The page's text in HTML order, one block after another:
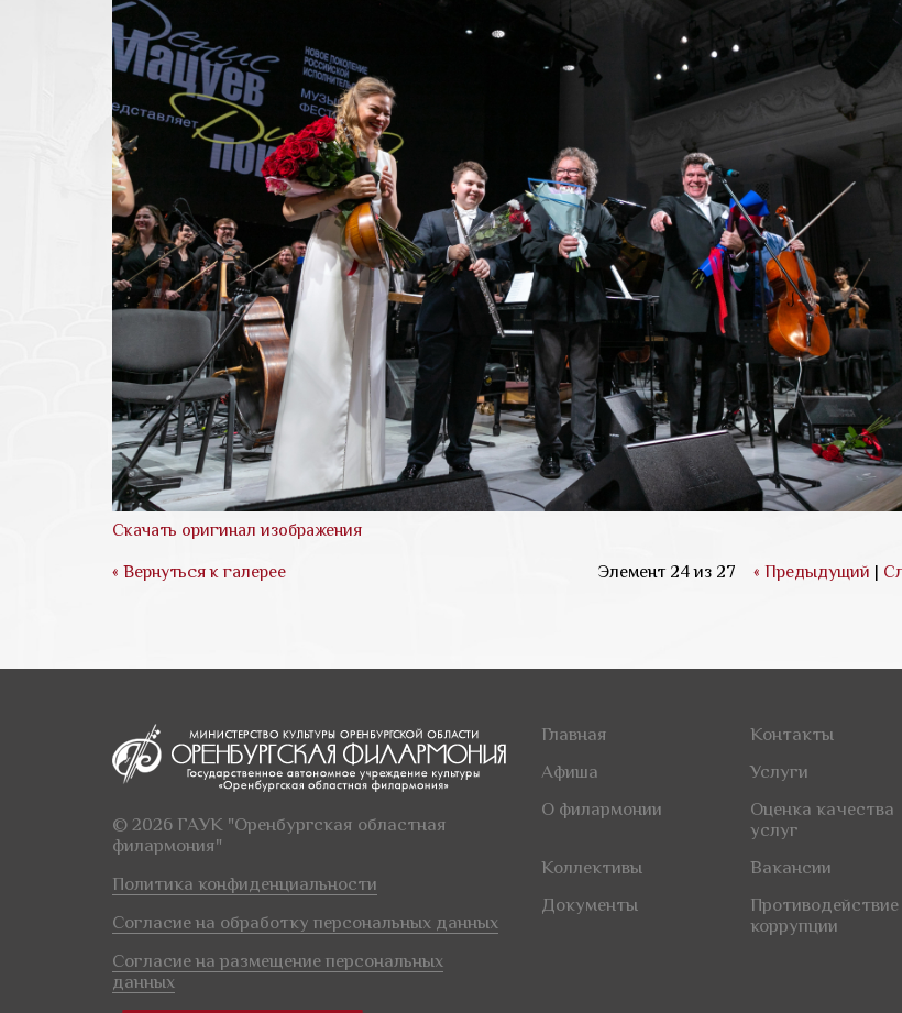
Скачать оригинал изображения
« Вернуться к галерее Элемент 24 из 27 « Предыдущий |
© 2026 ГАУК "Оренбургская областная
филармония"
Политика конфиденциальности
Согласие на обработку персональных данных
Согласие на размещение персональных
данных
Главная
Контакты
Афиша
Услуги
О филармонии
Оценка качества
услуг
Коллективы
Вакансии
Документы
Противодействие
коррупции